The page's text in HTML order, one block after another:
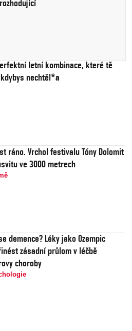
Perfektní letní kombinace, které tě
nechtěl*a
ráno. Vrchol festivalu Tóny Dolomit
ve 3000 metrech
demence? Léky jako Ozempic
zásadní průlom v léčbě
choroby